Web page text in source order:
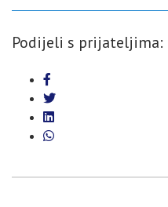
Podijeli s prijateljima: